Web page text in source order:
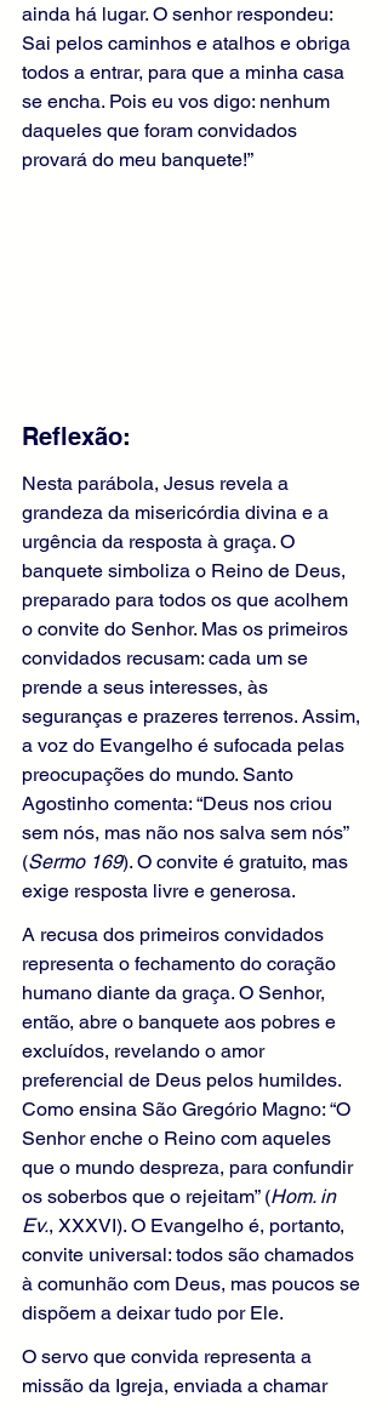
ainda há lugar. O senhor respondeu:
Sai pelos caminhos e atalhos e obriga
todos a entrar, para que a minha casa
se encha. Pois eu vos digo: nenhum
daqueles que foram convidados
provará do meu banquete!”
Reflexão:
Nesta parábola, Jesus revela a
grandeza da misericórdia divina e a
urgência da resposta à graça. O
banquete simboliza o Reino de Deus,
preparado para todos os que acolhem
o convite do Senhor. Mas os primeiros
convidados recusam: cada um se
prende a seus interesses, às
seguranças e prazeres terrenos. Assim,
a voz do Evangelho é sufocada pelas
preocupações do mundo. Santo
Agostinho comenta: “Deus nos criou
sem nós, mas não nos salva sem nós”
(Sermo 169). O convite é gratuito, mas
exige resposta livre e generosa.
A recusa dos primeiros convidados
representa o fechamento do coração
humano diante da graça. O Senhor,
então, abre o banquete aos pobres e
excluídos, revelando o amor
preferencial de Deus pelos humildes.
Como ensina São Gregório Magno: “O
Senhor enche o Reino com aqueles
que o mundo despreza, para confundir
os soberbos que o rejeitam” (Hom. in
Ev., XXXVI). O Evangelho é, portanto,
convite universal: todos são chamados
à comunhão com Deus, mas poucos se
dispõem a deixar tudo por Ele.
O servo que convida representa a
missão da Igreja, enviada a chamar